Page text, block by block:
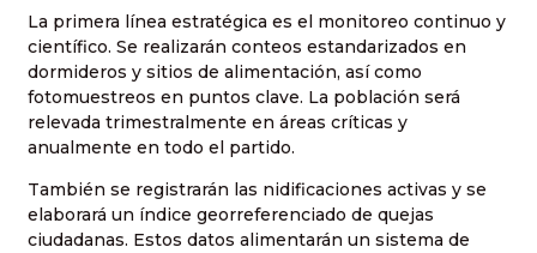
La primera línea estratégica es el monitoreo continuo y
científico. Se realizarán conteos estandarizados en
dormideros y sitios de alimentación, así como
fotomuestreos en puntos clave. La población será
relevada trimestralmente en áreas críticas y
anualmente en todo el partido.
También se registrarán las nidificaciones activas y se
elaborará un índice georreferenciado de quejas
ciudadanas. Estos datos alimentarán un sistema de